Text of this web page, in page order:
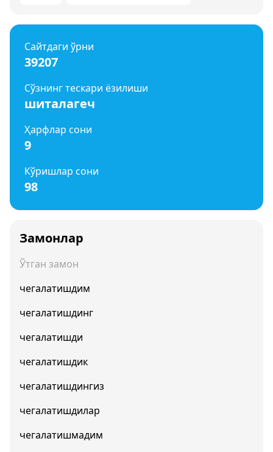
Сайтдаги ўрни
39207
Сўзнинг тескари ёзилиши
шиталагеч
Ҳарфлар сони
9
Кўришлар сони
98
Замонлар
Ўтган замон
чегалатишдим
чегалатишдинг
чегалатишди
чегалатишдик
чегалатишдингиз
чегалатишдилар
чегалатишмадим